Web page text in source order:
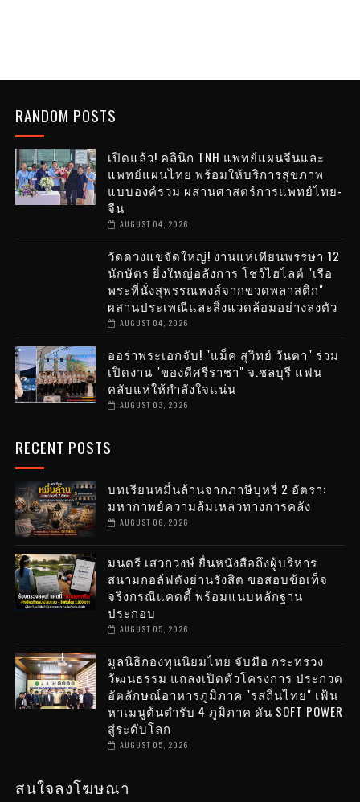
RANDOM POSTS
เปิดแล้ว! คลินิก TNH แพทย์แผนจีนและ
แพทย์แผนไทย พร้อมให้บริการสุขภาพ
แบบองค์รวม ผสานศาสตร์การแพทย์ไทย-
จีน
AUGUST 04, 2026
วัดดวงแขจัดใหญ่! งานแห่เทียนพรรษา 12
นักษัตร ยิ่งใหญ่อลังการ โชว์ไฮไลต์ "เรือ
พระที่นั่งสุพรรณหงส์จากขวดพลาสติก"
ผสานประเพณีและสิ่งแวดล้อมอย่างลงตัว
AUGUST 04, 2026
ออร่าพระเอกจับ! "แม็ค สุวิทย์ วันตา" ร่วม
เปิดงาน "ของดีศรีราชา" จ.ชลบุรี แฟน
คลับแห่ให้กำลังใจแน่น
AUGUST 03, 2026
RECENT POSTS
บทเรียนหมื่นล้านจากภาษีบุหรี่ 2 อัตรา:
มหากาพย์ความล้มเหลวทางการคลัง
AUGUST 06, 2026
มนตรี เสวกวงษ์ ยื่นหนังสือถึงผู้บริหาร
สนามกอล์ฟดังย่านรังสิต ขอสอบข้อเท็จ
จริงกรณีแคดดี้ พร้อมแนบหลักฐาน
ประกอบ
AUGUST 05, 2026
มูลนิธิกองทุนนิยมไทย จับมือ กระทรวง
วัฒนธรรม แถลงเปิดตัวโครงการ ประกวด
อัตลักษณ์อาหารภูมิภาค "รสถิ่นไทย" เฟ้น
หาเมนูต้นตำรับ 4 ภูมิภาค ดัน SOFT POWER
สู่ระดับโลก
AUGUST 05, 2026
สนใจลงโฆษณา